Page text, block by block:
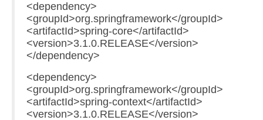
<dependency>
<groupId>org.springframework</groupId>
<artifactId>spring-core</artifactId>
<version>3.1.0.RELEASE</version>
</dependency>
<dependency>
<groupId>org.springframework</groupId>
<artifactId>spring-context</artifactId>
<version>3.1.0.RELEASE</version>